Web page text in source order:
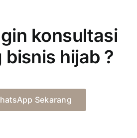
konsultasi
hijab ?
Sekarang